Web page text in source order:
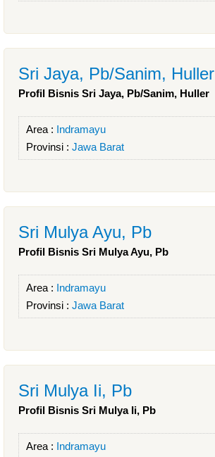
Sri Jaya, Pb/Sanim, Huller
Profil Bisnis Sri Jaya, Pb/Sanim, Huller
Area : Indramayu
Provinsi : Jawa Barat
Sri Mulya Ayu, Pb
Profil Bisnis Sri Mulya Ayu, Pb
Area : Indramayu
Provinsi : Jawa Barat
Sri Mulya Ii, Pb
Profil Bisnis Sri Mulya Ii, Pb
Area : Indramayu